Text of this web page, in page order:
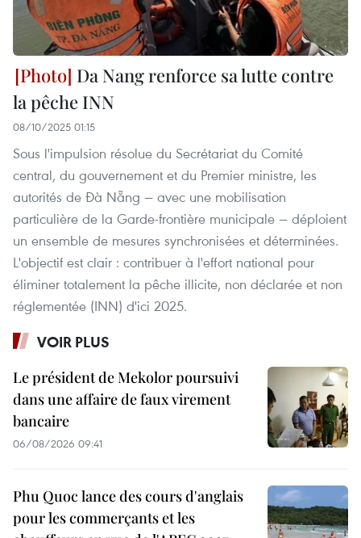
Da Nang renforce sa lutte contre
la pêche INN
08/10/2025 01:15
Sous l'impulsion résolue du Secrétariat du Comité
central, du gouvernement et du Premier ministre, les
autorités de Đà Nẵng — avec une mobilisation
particulière de la Garde-frontière municipale — déploient
un ensemble de mesures synchronisées et déterminées.
L'objectif est clair : contribuer à l'effort national pour
éliminer totalement la pêche illicite, non déclarée et non
réglementée (INN) d'ici 2025.
VOIR PLUS
Le président de Mekolor poursuivi
dans une affaire de faux virement
bancaire
06/08/2026 09:41
Phu Quoc lance des cours d'anglais
pour les commerçants et les